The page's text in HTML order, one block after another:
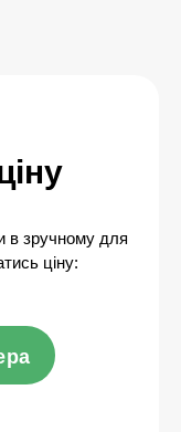
в зручному для
ціну: